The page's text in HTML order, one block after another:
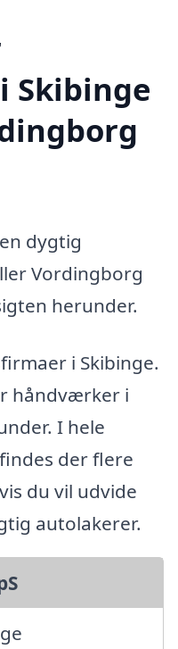
Skibinge
dygtig
Vordingborg
herunder.
i Skibinge.
håndværker i
I hele
der flere
du vil udvide
autolakerer.